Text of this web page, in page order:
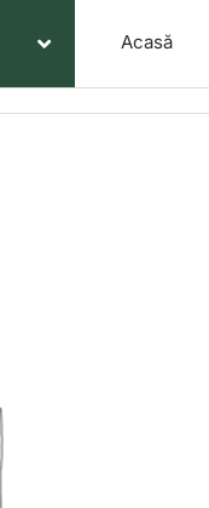
Acasă